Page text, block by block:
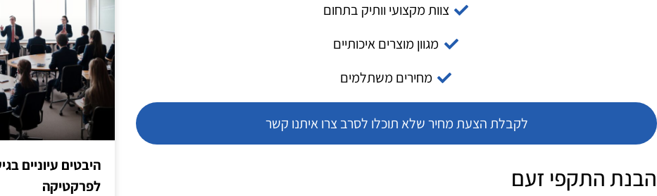
צוות מקצועי וותיק בתחום
מגוון מוצרים איכותיים
מחירים משתלמים
לקבלת הצעת מחיר שלא תוכלו לסרב צרו איתנו קשר
הבנת התקפי זעם
היבטים עיוניים
לפרקטיקה